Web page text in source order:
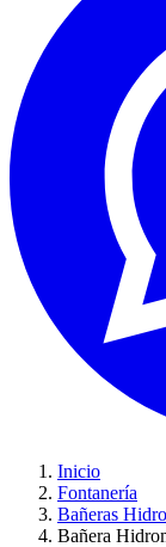
Inicio
Fontanería
Bañeras
Bañera